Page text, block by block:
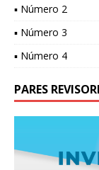
▪ Número 2
▪ Número 3
▪ Número 4
PARES